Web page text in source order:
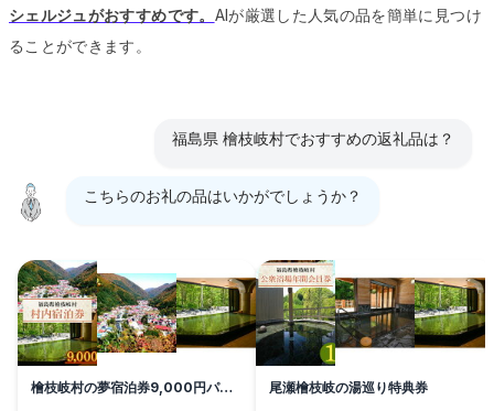
シェルジュがおすすめです。 AIが厳選した人気の品を簡単に見つけ
ることができます。
福島県 檜枝岐村でおすすめの返礼品は？
こちらのお礼の品はいかがでしょうか？
檜枝岐村の夢宿泊券9,000円パッ
尾瀬檜枝岐の湯巡り特典券